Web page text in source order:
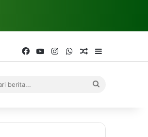
FacebookYouTubeInstagramWhatsAppRandom Article